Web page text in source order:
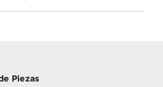
Piezas